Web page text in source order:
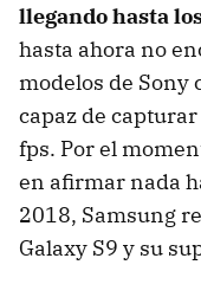
llegando hasta
hasta ahora no
modelos de Sony
capaz de
fps. Por el
en afirmar nada
2018, Samsung
Galaxy S9 y su